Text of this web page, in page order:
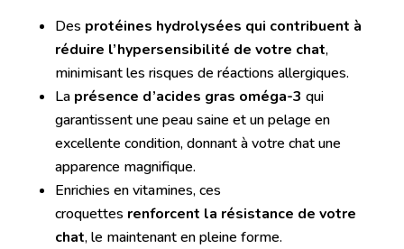
Des protéines hydrolysées qui contribuent à
réduire l’hypersensibilité de votre chat,
minimisant les risques de réactions allergiques.
La présence d’acides gras oméga-3 qui
garantissent une peau saine et un pelage en
excellente condition, donnant à votre chat une
apparence magnifique.
Enrichies en vitamines, ces
croquettes renforcent la résistance de votre
chat, le maintenant en pleine forme.